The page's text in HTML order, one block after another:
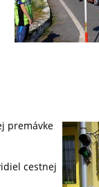
premávke
cestnej